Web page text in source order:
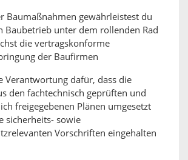
Baumaßnahmen gewährleistest du
Baubetrieb unter dem rollenden Rad
die vertragskonforme
der Baufirmen
Verantwortung dafür, dass die
den fachtechnisch geprüften und
freigegebenen Plänen umgesetzt
sicherheits- sowie
Vorschriften eingehalten